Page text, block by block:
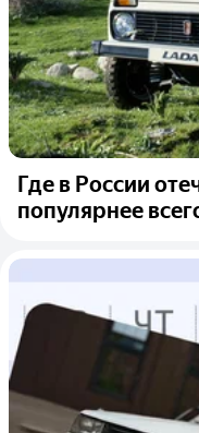
Где в России
популярнее